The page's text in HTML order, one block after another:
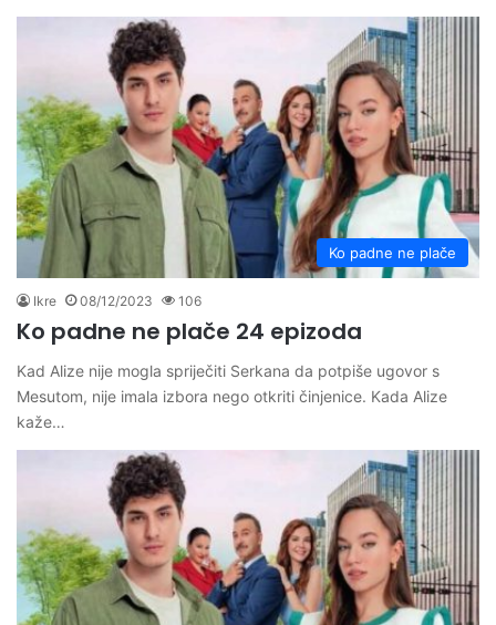
Ko padne ne plače
Ikre 08/12/2023 106
Ko padne ne plače 24 epizoda
Kad Alize nije mogla spriječiti Serkana da potpiše ugovor s
Mesutom, nije imala izbora nego otkriti činjenice. Kada Alize
kaže…